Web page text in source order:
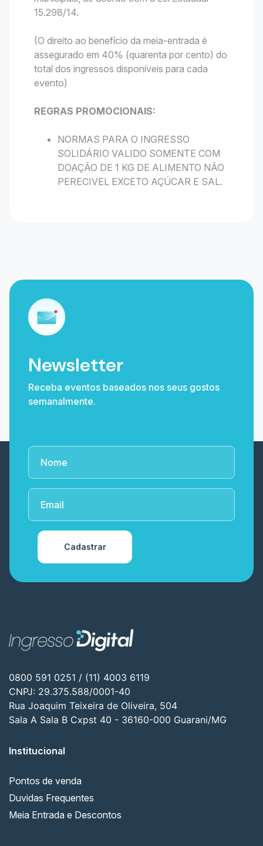
15.298/14.
(O direito ao benefício da meia-entrada é
assegurado em 40% (quarenta por cento) do
total dos ingressos disponíveis para cada
evento)
REGRAS PROMOCIONAIS:
NORMAS PARA O INGRESSO
SOLIDÁRIO VALIDO SOMENTE COM
DOAÇÃO DE 1 KG DE ALIMENTO NÃO
PERECIVEL EXCETO AÇÚCAR E SAL.
Newsletter
Receba eventos baseados nos seus gostos
semanalmente.
Cadastrar
0800 591 0251 / (11) 4003 6119
CNPJ: 29.375.588/0001-40
Rua Joaquim Teixeira de Oliveira, 504
Sala A Sala B Cxpst 40 - 36160-000 Guarani/MG
Institucional
Pontos de venda
Duvidas Frequentes
Meia Entrada e Descontos